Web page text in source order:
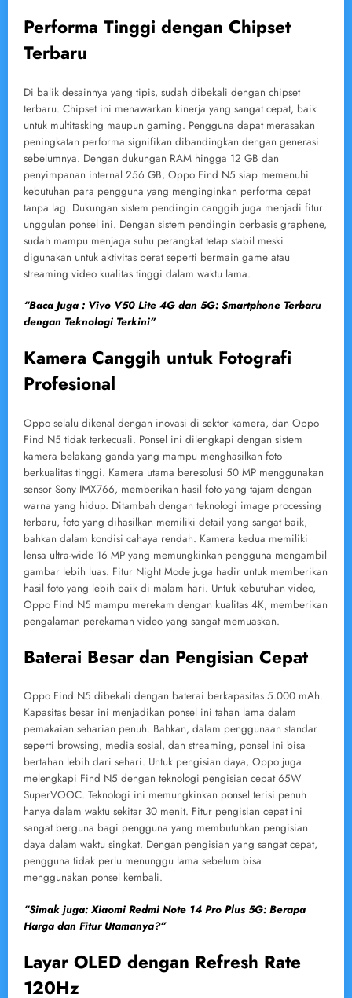
Performa Tinggi dengan Chipset
Terbaru
Di balik desainnya yang tipis, sudah dibekali dengan chipset
terbaru. Chipset ini menawarkan kinerja yang sangat cepat, baik
untuk multitasking maupun gaming. Pengguna dapat merasakan
peningkatan performa signifikan dibandingkan dengan generasi
sebelumnya. Dengan dukungan RAM hingga 12 GB dan
penyimpanan internal 256 GB, Oppo Find N5 siap memenuhi
kebutuhan para pengguna yang menginginkan performa cepat
tanpa lag. Dukungan sistem pendingin canggih juga menjadi fitur
unggulan ponsel ini. Dengan sistem pendingin berbasis graphene,
sudah mampu menjaga suhu perangkat tetap stabil meski
digunakan untuk aktivitas berat seperti bermain game atau
streaming video kualitas tinggi dalam waktu lama.
“Baca Juga : Vivo V50 Lite 4G dan 5G: Smartphone Terbaru
dengan Teknologi Terkini”
Kamera Canggih untuk Fotografi
Profesional
Oppo selalu dikenal dengan inovasi di sektor kamera, dan Oppo
Find N5 tidak terkecuali. Ponsel ini dilengkapi dengan sistem
kamera belakang ganda yang mampu menghasilkan foto
berkualitas tinggi. Kamera utama beresolusi 50 MP menggunakan
sensor Sony IMX766, memberikan hasil foto yang tajam dengan
warna yang hidup. Ditambah dengan teknologi image processing
terbaru, foto yang dihasilkan memiliki detail yang sangat baik,
bahkan dalam kondisi cahaya rendah. Kamera kedua memiliki
lensa ultra-wide 16 MP yang memungkinkan pengguna mengambil
gambar lebih luas. Fitur Night Mode juga hadir untuk memberikan
hasil foto yang lebih baik di malam hari. Untuk kebutuhan video,
Oppo Find N5 mampu merekam dengan kualitas 4K, memberikan
pengalaman perekaman video yang sangat memuaskan.
Baterai Besar dan Pengisian Cepat
Oppo Find N5 dibekali dengan baterai berkapasitas 5.000 mAh.
Kapasitas besar ini menjadikan ponsel ini tahan lama dalam
pemakaian seharian penuh. Bahkan, dalam penggunaan standar
seperti browsing, media sosial, dan streaming, ponsel ini bisa
bertahan lebih dari sehari. Untuk pengisian daya, Oppo juga
melengkapi Find N5 dengan teknologi pengisian cepat 65W
SuperVOOC. Teknologi ini memungkinkan ponsel terisi penuh
hanya dalam waktu sekitar 30 menit. Fitur pengisian cepat ini
sangat berguna bagi pengguna yang membutuhkan pengisian
daya dalam waktu singkat. Dengan pengisian yang sangat cepat,
pengguna tidak perlu menunggu lama sebelum bisa
menggunakan ponsel kembali.
“Simak juga: Xiaomi Redmi Note 14 Pro Plus 5G: Berapa
Harga dan Fitur Utamanya?”
Layar OLED dengan Refresh Rate
120Hz